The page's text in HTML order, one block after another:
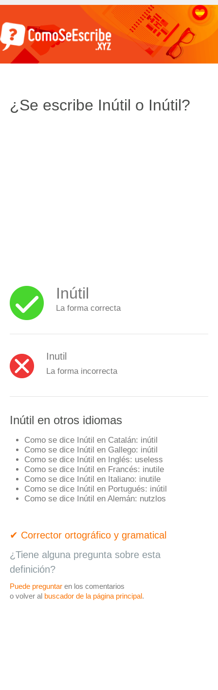
¿Se escribe Inútil o Inútil?
Inútil
La forma correcta
Inutil
La forma incorrecta
Inútil en otros idiomas
Como se dice Inútil en Catalán: inútil
Como se dice Inútil en Gallego: inútil
Como se dice Inútil en Inglés: useless
Como se dice Inútil en Francés: inutile
Como se dice Inútil en Italiano: inutile
Como se dice Inútil en Portugués: inútil
Como se dice Inútil en Alemán: nutzlos
✔ Corrector ortográfico y gramatical
¿Tiene alguna pregunta sobre esta
definición?
Puede preguntar en los comentarios
o volver al buscador de la página principal.